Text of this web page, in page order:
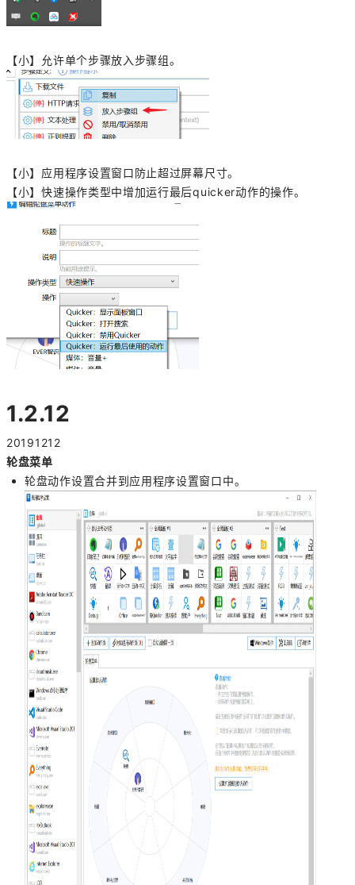
【小】允许单个步骤放入步骤组。
【小】应用程序设置窗口防止超过屏幕尺寸。
【小】快速操作类型中增加运行最后quicker动作的操作。
1.2.12
20191212
轮盘菜单
轮盘动作设置合并到应用程序设置窗口中。